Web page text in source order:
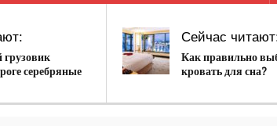
грузовик
серебряные
Сейчас
Как правильно
кровать для сна?